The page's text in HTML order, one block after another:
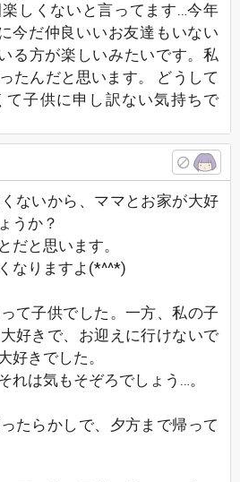
しくないと言ってます…今年
今だ仲良いいお友達もいない
る方が楽しいみたいです。私
たんだと思います。 どうして
て子供に申し訳ない気持ちで
ないから、ママとお家が大好
うか？
だと思います。
なりますよ(*^^*)
て子供でした。一方、私の子
好きで、お迎えに行けないで
好きでした。
れは気もそぞろでしょう…。
たらかしで、夕方まで帰って